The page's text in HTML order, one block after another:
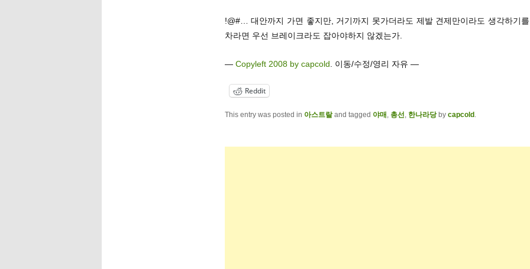
!@#… 대안까지 가면 좋지만, 거기까지 못가더라도 제발 견제만이라도 생각하기
차라면 우선 브레이크라도 잡아야하지 않겠는가.
— Copyleft 2008 by capcold . 이동/수정/영리 자유 —
Reddit
This entry was posted in 아스트랄and tagged 야매 , 총선, 한나라당by capcold .